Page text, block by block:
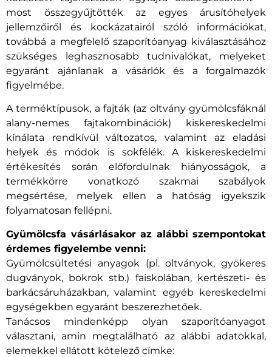
most összegyűjtötték az egyes árusítóhelyek
jellemzőiről és kockázatairól szóló információkat,
továbbá a megfelelő szaporítóanyag kiválasztásához
szükséges leghasznosabb tudnivalókat, melyeket
egyaránt ajánlanak a vásárlók és a forgalmazók
figyelmébe.
A terméktípusok, a fajták (az oltvány gyümölcsfáknál
alany-nemes fajtakombinációk) kiskereskedelmi
kínálata rendkívül változatos, valamint az eladási
helyek és módok is sokfélék. A kiskereskedelmi
értékesítés során előfordulnak hiányosságok, a
termékkörre vonatkozó szakmai szabályok
megsértése, melyek ellen a hatóság igyekszik
folyamatosan fellépni.
Gyümölcsfa vásárlásakor az alábbi szempontokat
érdemes figyelembe venni:
Gyümölcsültetési anyagok (pl. oltványok, gyökeres
dugványok, bokrok stb.) faiskolában, kertészeti- és
barkácsáruházakban, valamint egyéb kereskedelmi
egységekben egyaránt beszerezhetőek.
Tanácsos mindenképp olyan szaporítóanyagot
választani, amin megtalálható az alábbi adatokkal,
elemekkel ellátott kötelező címke: